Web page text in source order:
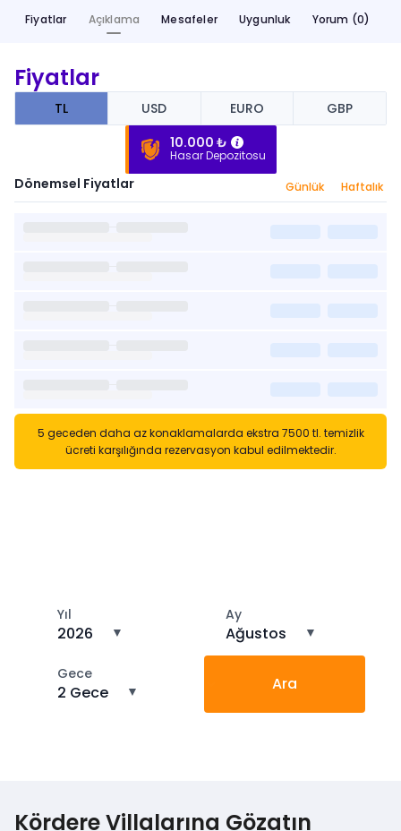
Fiyatlar Açıklama Mesafeler Uygunluk Yorum (0)
Fiyatlar
TL USD EURO
GBP
10.000 ₺
Hasar Depozitosu
Dönemsel Fiyatlar Günlük Haftalık
5 geceden daha az konaklamalarda ekstra 7500 tl. temizlik
ücreti karşılığında rezervasyon kabul edilmektedir.
Yıl
2026 ▼
Ay
Ağustos ▼
Gece
2 Gece ▼ Ara
Kördere Villalarına Gözatın